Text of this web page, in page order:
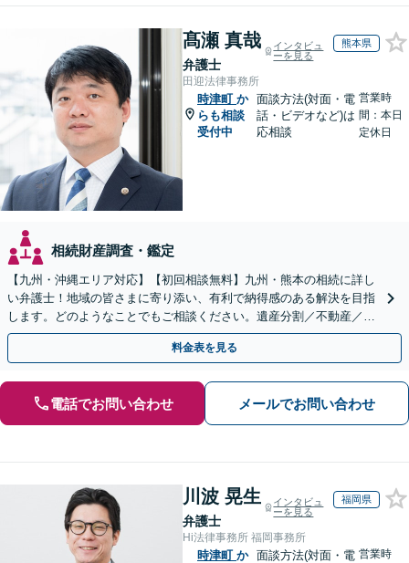
髙瀬 真哉
弁護士
インタビュ
ーを見る
熊本県
田迎法律事務所
時津町 か
らも相談
受付中
面談方法(対面・電
話・ビデオなど)は
応相談
営業時
間：本日
定休日
相続財産調査・鑑定
【九州・沖縄エリア対応】【初回相談無料】九州・熊本の相続に詳し
い弁護士！地域の皆さまに寄り添い、有利で納得感のある解決を目指
します。どのようなことでもご相談ください。遺産分割／不動産／遺
言書／使い込み／寄与分／遺留分／相続放棄【完全個室】
料金表を見る
電話でお問い合わせ メールでお問い合わせ
川波 晃生
弁護士
インタビュ
ーを見る
福岡県
Hi法律事務所 福岡事務所
時津町 か 面談方法(対面・電 営業時